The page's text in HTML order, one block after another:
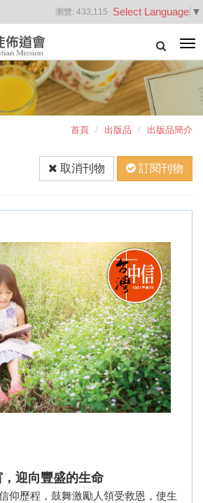
Select Language ▼
瀏覽: 433,115
首頁 出版品 出版品簡介
取消刊物 訂閱刊物
迎向豐盛的生命
仰歷程，鼓舞激勵人領受救恩，使生